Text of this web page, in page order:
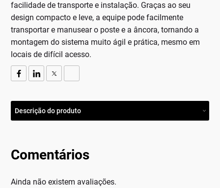
facilidade de transporte e instalação. Graças ao seu
design compacto e leve, a equipe pode facilmente
transportar e manusear o poste e a âncora, tornando a
montagem do sistema muito ágil e prática, mesmo em
locais de difícil acesso.
Descrição do produto
Comentários
Ainda não existem avaliações.